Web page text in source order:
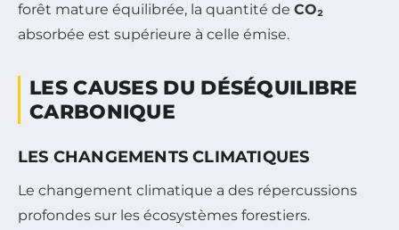
forêt mature équilibrée, la quantité de CO₂
absorbée est supérieure à celle émise.
LES CAUSES DU DÉSÉQUILIBRE
CARBONIQUE
LES CHANGEMENTS CLIMATIQUES
Le changement climatique a des répercussions
profondes sur les écosystèmes forestiers.